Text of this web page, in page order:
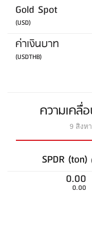
Gold Spot
(USD)
ค่าเงินบาท
(USDTHB)
ความเคลื่
9 สิงห
SPDR (ton)
0.00
0.00